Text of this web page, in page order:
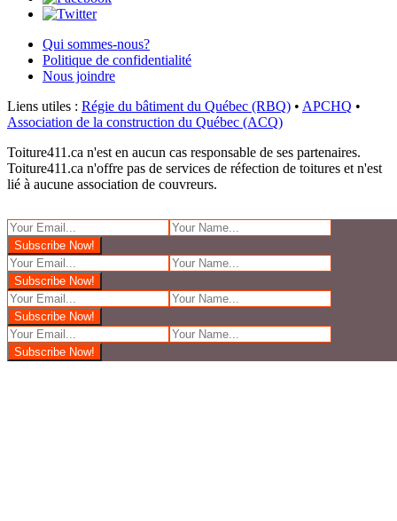
Qui sommes-nous?
Politique de confidentialité
Nous joindre
Liens utiles : Régie du bâtiment du Québec (RBQ) • APCHQ •
Association de la construction du Québec (ACQ)
Toiture411.ca n'est en aucun cas responsable de ses partenaires.
Toiture411.ca n'offre pas de services de réfection de toitures et n'est
lié à aucune association de couvreurs.